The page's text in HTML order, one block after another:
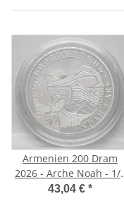
Armenien 200 Dram
2026 - Arche Noah - 1/
Unze Silber
43,04 € *